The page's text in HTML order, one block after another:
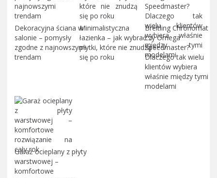
Dekoracyjna ściana w
salonie – pomysły
zgodne z najnowszymi
trendam
Minimalistyczna
łazienka – jak wybrać
płytki, które nie znudzą
się po roku
Breitling Chronomat
czy Omega
Speedmaster?
Dlaczego tak wielu
klientów wybiera
właśnie między tymi
modelami
Garaż ocieplany z płyty
warstwowej –
komfortowe